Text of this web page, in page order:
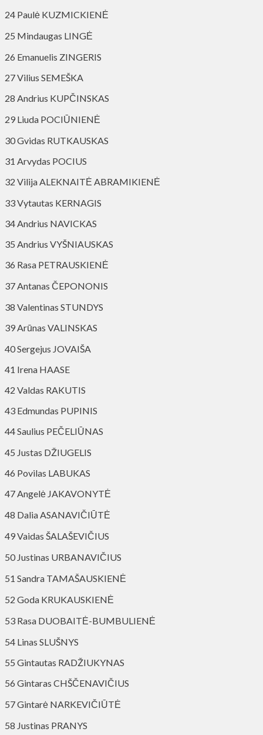
24 Paulė KUZMICKIENĖ
25 Mindaugas LINGĖ
26 Emanuelis ZINGERIS
27 Vilius SEMEŠKA
28 Andrius KUPČINSKAS
29 Liuda POCIŪNIENĖ
30 Gvidas RUTKAUSKAS
31 Arvydas POCIUS
32 Vilija ALEKNAITĖ ABRAMIKIENĖ
33 Vytautas KERNAGIS
34 Andrius NAVICKAS
35 Andrius VYŠNIAUSKAS
36 Rasa PETRAUSKIENĖ
37 Antanas ČEPONONIS
38 Valentinas STUNDYS
39 Arūnas VALINSKAS
40 Sergejus JOVAIŠA
41 Irena HAASE
42 Valdas RAKUTIS
43 Edmundas PUPINIS
44 Saulius PEČELIŪNAS
45 Justas DŽIUGELIS
46 Povilas LABUKAS
47 Angelė JAKAVONYTĖ
48 Dalia ASANAVIČIŪTĖ
49 Vaidas ŠALAŠEVIČIUS
50 Justinas URBANAVIČIUS
51 Sandra TAMAŠAUSKIENĖ
52 Goda KRUKAUSKIENĖ
53 Rasa DUOBAITĖ-BUMBULIENĖ
54 Linas SLUŠNYS
55 Gintautas RADŽIUKYNAS
56 Gintaras CHŠČENAVIČIUS
57 Gintarė NARKEVIČIŪTĖ
58 Justinas PRANYS